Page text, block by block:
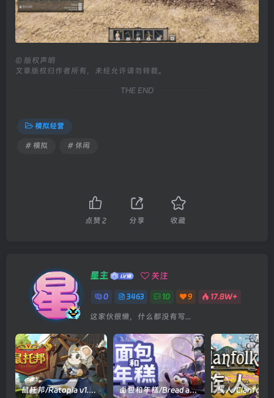
© 版权声明
文章版权归作者所有，未经允许请勿转载。
THE END
模拟经营
# 模拟 # 休闲
点赞 2 分享 收藏
星主 关注
0 3463 10 9 17.8W+
这家伙很懒，什么都没有写...
鼠托邦/Ratopia v1.0.0530|策略模拟|容量2.9GB|官方中文版 面包和年糕/Bread and Fred Build.21411256|动作冒险|容量1.1GB|官方中文版